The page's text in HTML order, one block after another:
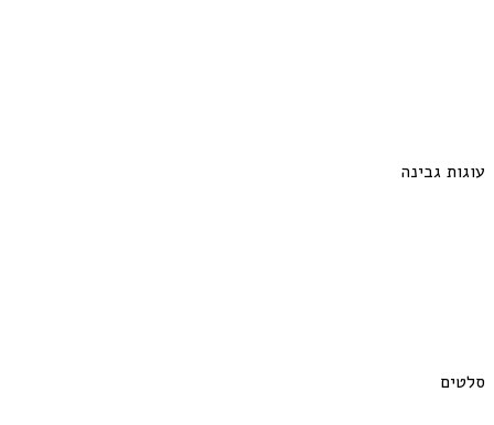
עוגות גבינה
סלטים